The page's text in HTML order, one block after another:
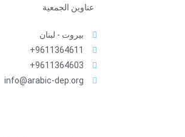
عناوين الجمعية
بيروت - لبنان
9611364611+
9611364603+
info@arabic-dep.org